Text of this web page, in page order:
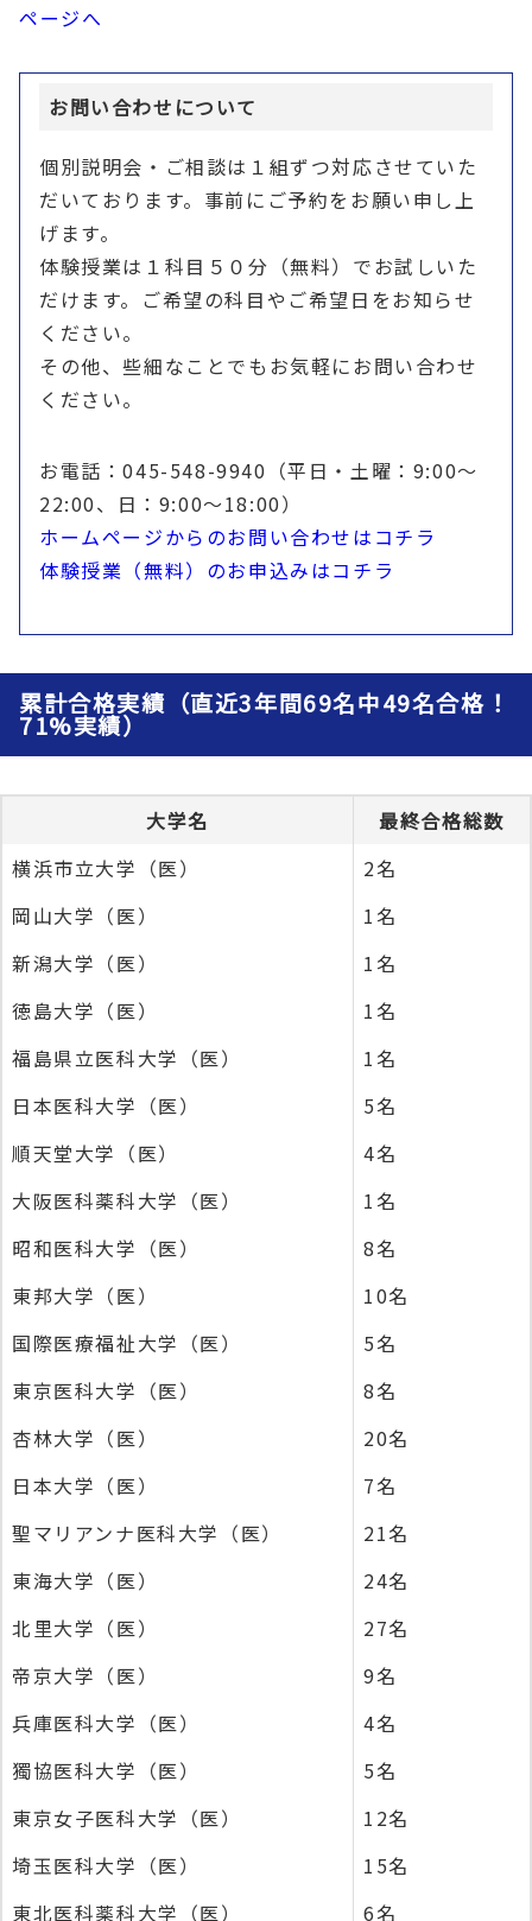
ページへ
お問い合わせについて
個別説明会・ご相談は１組ずつ対応させていた
だいております。事前にご予約をお願い申し上
げます。
体験授業は１科目５０分（無料）でお試しいた
だけます。ご希望の科目やご希望日をお知らせ
ください。
その他、些細なことでもお気軽にお問い合わせ
ください。
お電話：045-548-9940（平日・土曜：9:00〜
22:00、日：9:00〜18:00）
ホームページからのお問い合わせはコチラ
体験授業（無料）のお申込みはコチラ
累計合格実績（直近3年間69名中49名合格！
71%実績）
大学名
最終合格総数
横浜市立大学（医）
2名
岡山大学（医）
1名
新潟大学（医）
1名
徳島大学（医）
1名
福島県立医科大学（医）
1名
日本医科大学（医）
5名
順天堂大学（医）
4名
大阪医科薬科大学（医）
1名
昭和医科大学（医）
8名
東邦大学（医）
10名
国際医療福祉大学（医）
5名
東京医科大学（医）
8名
杏林大学（医）
20名
日本大学（医）
7名
聖マリアンナ医科大学（医）
21名
東海大学（医）
24名
北里大学（医）
27名
帝京大学（医）
9名
兵庫医科大学（医）
4名
獨協医科大学（医）
5名
東京女子医科大学（医）
12名
埼玉医科大学（医）
15名
東北医科薬科大学（医）
6名